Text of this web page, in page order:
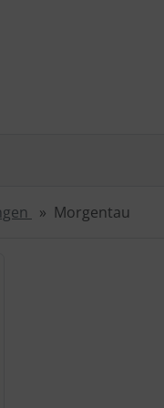
Morgentau
" und "Vor-